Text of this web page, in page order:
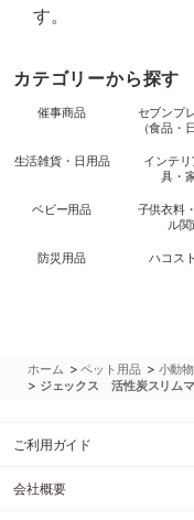
す。
カテゴリーから探す
催事商品
セブンプ
（食品・
生活雑貨・日用品
インテリ
具・
ベビー用品
子供衣料
ル関
防災用品 ハコス
ホーム >ペット用品 > 小動
> ジェックス 活性炭スリム
ご利用ガイド
会社概要